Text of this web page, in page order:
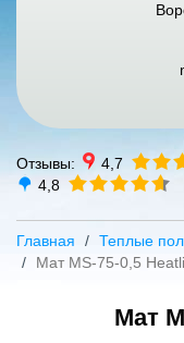
Отзывы: 4,7
4,8
Главная Теплые
Мат MS-75-0,5
Мат